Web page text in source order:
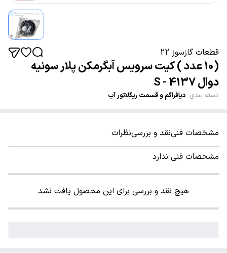
قطعات گازسوز 22
(10 عدد ) کیت سرویس آبگرمکن پلار سونیه
دوال 4137 - S
دسته بندی: دیافراگم و قسمت ریگلاتور آب
مشخصات فنینقد و بررسینظرات
مشخصات فنی ندارد
هیچ نقد و بررسی برای این محصول یافت نشد